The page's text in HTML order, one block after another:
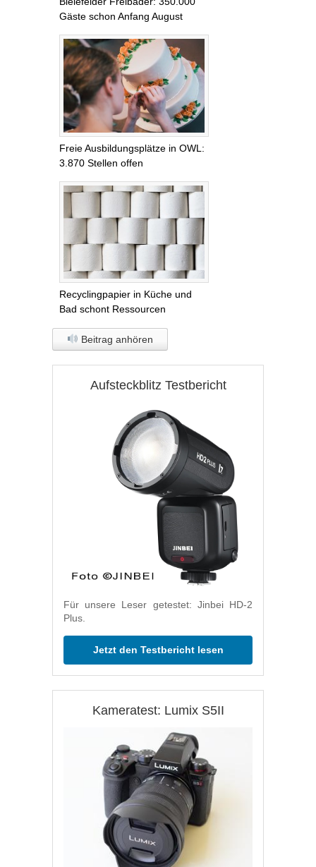
Gäste schon Anfang August
Freie Ausbildungsplätze in OWL:
3.870 Stellen offen
Recyclingpapier in Küche und
Bad schont Ressourcen
Beitrag anhören
Aufsteckblitz Testbericht
Für unsere Leser getestet: Jinbei HD-2
Plus.
Jetzt den Testbericht lesen
Kameratest: Lumix S5II